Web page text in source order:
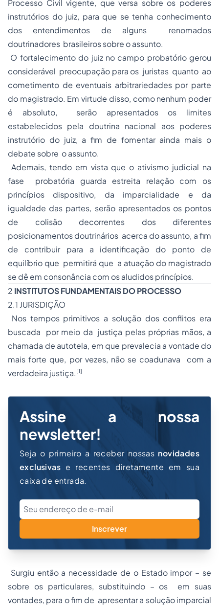
Processo Civil vigente, que versa sobre os poderes
instrutórios do juiz, para que se tenha conhecimento
dos entendimentos de alguns renomados
doutrinadores brasileiros sobre o assunto.
O fortalecimento do juiz no campo probatório gerou
considerável preocupação para os juristas quanto ao
cometimento de eventuais arbitrariedades por parte
do magistrado. Em virtude disso, como nenhum poder
é absoluto, serão apresentados os limites
estabelecidos pela doutrina nacional aos poderes
instrutório do juiz, a fim de fomentar ainda mais o
debate sobre o assunto.
Ademais, tendo em vista que o ativismo judicial na
fase probatória guarda estreita relação com os
princípios dispositivo, da imparcialidade e da
igualdade das partes, serão apresentados os pontos
de colisão decorrentes dos diferentes
posicionamentos doutrinários acerca do assunto, a fim
de contribuir para a identificação do ponto de
equilíbrio que permitirá que a atuação do magistrado
se dê em consonância com os aludidos princípios.
2 INSTITUTOS FUNDAMENTAIS DO PROCESSO
2.1 JURISDIÇÃO
Nos tempos primitivos a solução dos conflitos era
buscada por meio da justiça pelas próprias mãos, a
chamada de autotela, em que prevalecia a vontade do
mais forte que, por vezes, não se coadunava com a
verdadeira justiça. [1]
Assine a nossa
newsletter!
Seja o primeiro a receber nossas novidades
exclusivas e recentes diretamente em sua
caixa de entrada.
Inscrever
Surgiu então a necessidade de o Estado impor – se
sobre os particulares, substituindo – os em suas
vontades, para o fim de apresentar a solução imparcial